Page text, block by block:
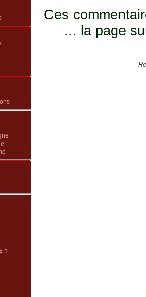
?
Ces
... la page